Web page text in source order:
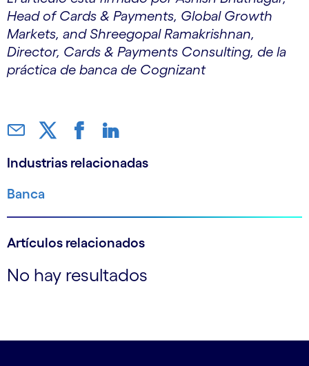
Head of Cards & Payments, Global Growth
Markets, and Shreegopal Ramakrishnan,
Director, Cards & Payments Consulting, de la
práctica de banca de Cognizant
Industrias relacionadas
Banca
Artículos relacionados
No hay resultados